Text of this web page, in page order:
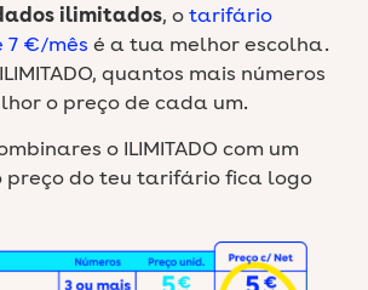
ilimitados, otarifário
7 €/mês é a tua melhor escolha.
quantos mais números
o preço de cada um.
o ILIMITADO com um
preço do teu tarifário fica logo